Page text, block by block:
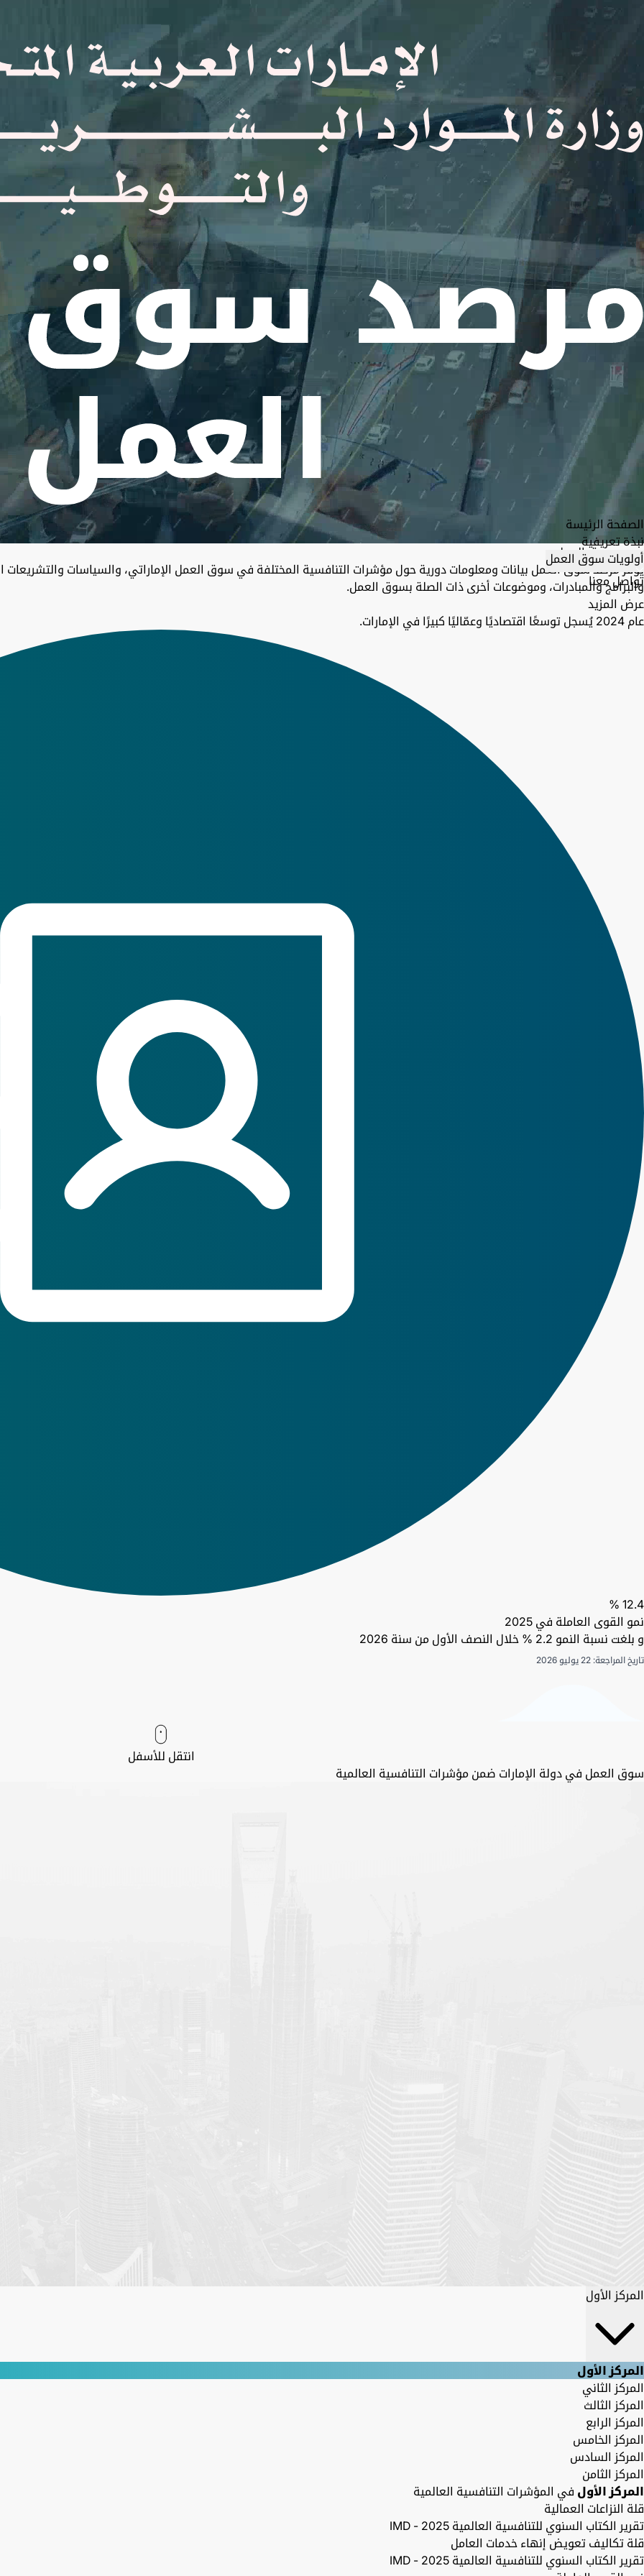
الصفحة الرئيسة
نبذة تعريفية
أولويات سوق العمل
تواصل معنا
مرصد سوق العمل
يوفر مرصد سوق العمل بيانات ومعلومات دورية حول مؤشرات التنافسية المختلفة في سوق العمل الإماراتي، والسياسات والتشريعات
والبرامج والمبادرات، وموضوعات أخرى ذات الصلة بسوق العمل.
عرض المزيد
عام 2024 يُسجل توسعًا اقتصاديًا وعمّاليًا كبيرًا في الإمارات.
12.4 %
نمو القوى العاملة في 2025
و بلغت نسبة النمو 2.2 % خلال النصف الأول من سنة 2026
تاريخ المراجعة: 22 يوليو 2026
انتقل للأسفل
سوق العمل في دولة الإمارات ضمن مؤشرات التنافسية العالمية
المركز الأول
المركز الأول
المركز الثاني
المركز الثالث
المركز الرابع
المركز الخامس
المركز السادس
المركز الثامن
المركز الأول في المؤشرات التنافسية العالمية
قلة النزاعات العمالية
تقرير الكتاب السنوي للتنافسية العالمية 2025 - IMD
قلة تكاليف تعويض إنهاء خدمات العامل
تقرير الكتاب السنوي للتنافسية العالمية 2025 - IMD